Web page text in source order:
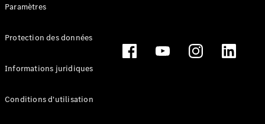
Paramètres
Protection des données
Informations juridiques
Conditions d'utilisation